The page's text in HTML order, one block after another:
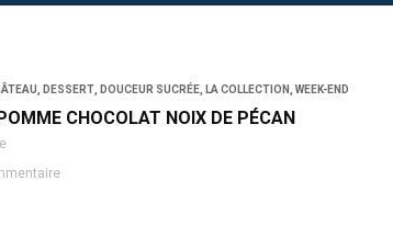
DESSERT DOUCEUR SUCRÉE LA COLLECTION WEEK-END
CHOCOLAT NOIX DE PÉCAN